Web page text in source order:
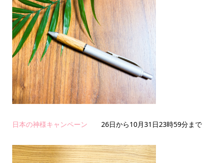
日本の神様キャンペーン 26日から10月31日23時59分まで